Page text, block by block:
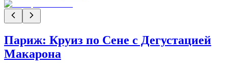
Париж: Круиз по Сене с Дегустацией
Макарона